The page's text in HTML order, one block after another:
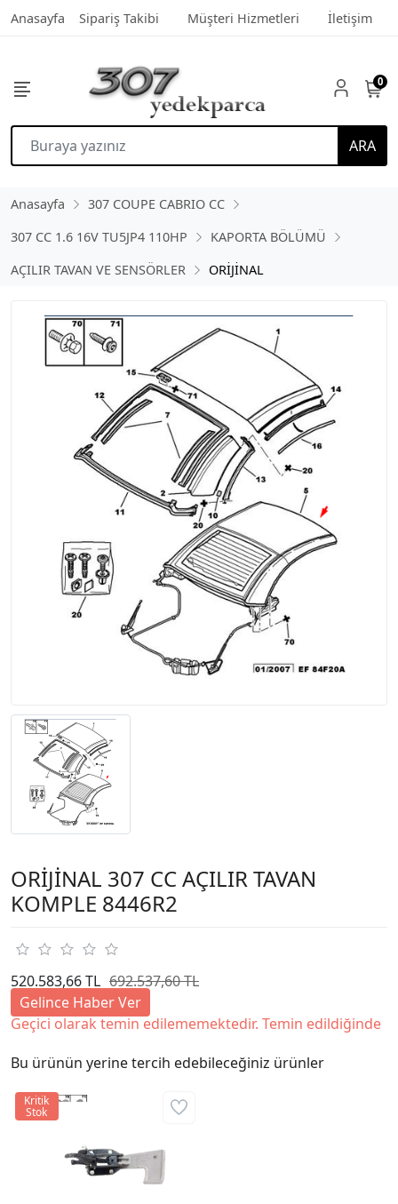
Anasayfa Sipariş Takibi Müşteri Hizmetleri İletişim
ARA
0
Anasayfa
307 COUPE CABRIO CC
307 CC 1.6 16V TU5JP4 110HP
KAPORTA BÖLÜMÜ
AÇILIR TAVAN VE SENSÖRLER
ORİJİNAL
ORİJİNAL 307 CC AÇILIR TAVAN
KOMPLE 8446R2
520.583,66 TL 692.537,60 TL
Gelince Haber Ver
Geçici olarak temin edilememektedir. Temin edildiğinde
Bu ürünün yerine tercih edebileceğiniz ürünler
Kritik
Stok